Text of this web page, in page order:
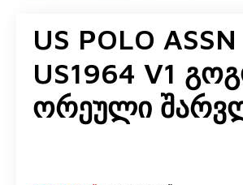
US POLO ASSN
US1964 V1
Ორეული